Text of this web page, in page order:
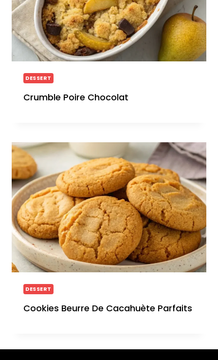
DESSERT
Crumble Poire Chocolat
DESSERT
Cookies Beurre De Cacahuète Parfaits